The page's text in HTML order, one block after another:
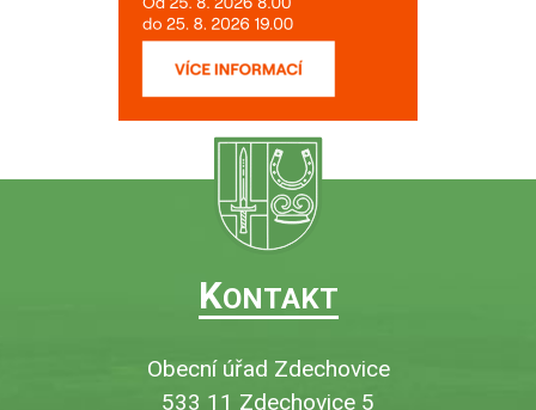
KONTAKT
Obecní úřad Zdechovice
533 11 Zdechovice 5